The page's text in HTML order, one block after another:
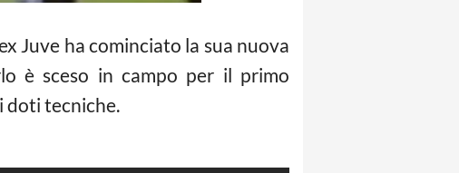
Juve ha cominciato la sua nuova
è sceso in campo per il primo
doti tecniche.